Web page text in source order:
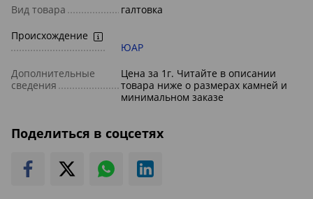
Вид товара
галтовка
Происхождение
ЮАР
Дополнительные
сведения
Цена за 1г. Читайте в описании
товара ниже о размерах камней и
минимальном заказе
Поделиться в соцсетях